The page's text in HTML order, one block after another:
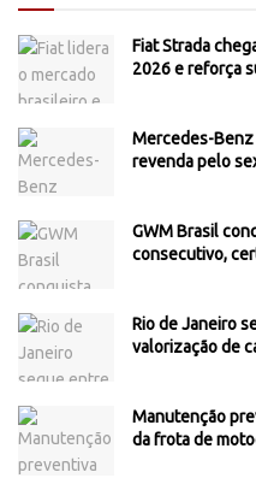
Fiat Strada
2026 e reforça
Mercedes-Benz
revenda pelo
GWM Brasil
consecutivo,
Rio de Janeiro
valorização de
Manutenção
da frota de